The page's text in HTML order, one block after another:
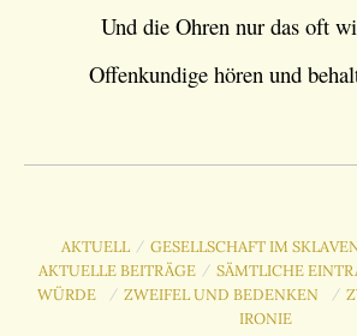
Und die Ohren nur das oft
Offenkundige hören und
AKTUELL / GESELLSCHAFT IM
AKTUELLE BEITRÄGE / SÄMTLICHE
WÜRDE
/ ZWEIFEL UND BEDENKEN /
IRONIE